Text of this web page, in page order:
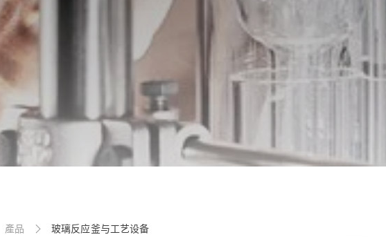
產品 玻璃反应釜与工艺设备